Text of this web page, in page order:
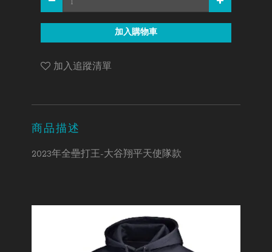
加入購物車
加入追蹤清單
商品描述
2023年全壘打王-大谷翔平天使隊款